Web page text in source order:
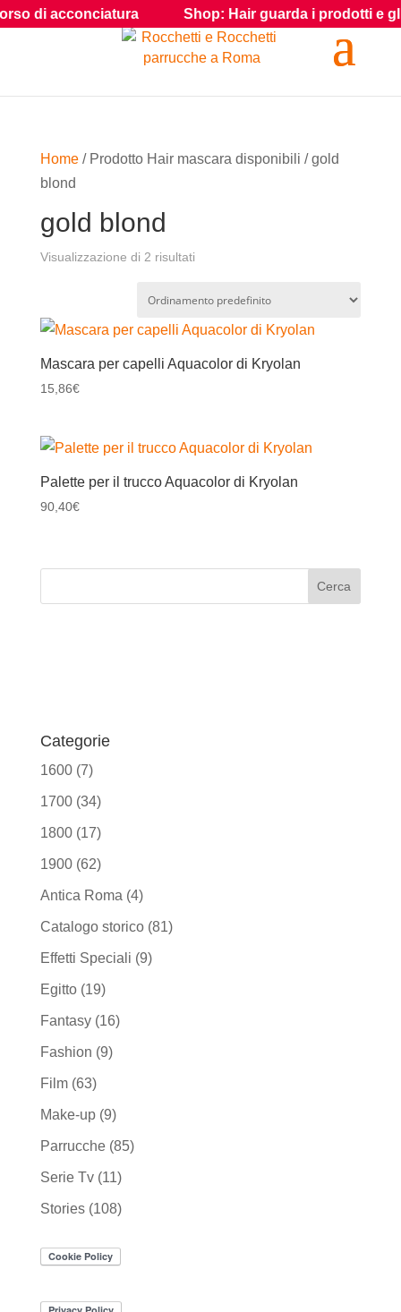
Home/ Prodotto Hair mascara disponibili / gold
blond
gold blond
Visualizzazione di 2 risultati
Mascara per capelli Aquacolor di Kryolan
15,86€
Palette per il trucco Aquacolor di Kryolan
90,40€
Categorie
1600(7)
1700(34)
1800(17)
1900(62)
Antica Roma(4)
Catalogo storico(81)
Effetti Speciali (9)
Egitto(19)
Fantasy(16)
Fashion (9)
Film(63)
Make-up(9)
Parrucche(85)
Serie Tv(11)
Stories(108)
di acconciatura Shop: Hair guarda i prodotti e gli